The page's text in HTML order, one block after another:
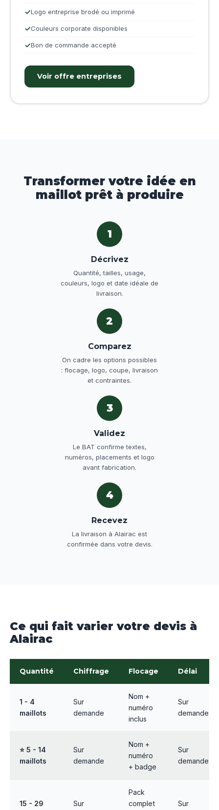
Logo entreprise brodé ou imprimé
Couleurs corporate disponibles
Bon de commande accepté
Voir offre entreprises
Transformer votre idée en
maillot prêt à produire
1
Décrivez
Quantité, tailles, usage,
couleurs, logo et date idéale de
livraison.
2
Comparez
On cadre les options possibles
: flocage, logo, coupe, livraison
et contraintes.
3
Validez
Le BAT confirme textes,
numéros, placements et logo
avant fabrication.
4
Recevez
La livraison à Alairac est
confirmée dans votre devis.
Ce qui fait varier votre devis à
Alairac
Quantité Chiffrage Flocage Délai
1 - 4
maillots
Sur
demande
Nom +
numéro
inclus
Sur
demande
⭐ 5 - 14
maillots
Sur
demande
Nom +
numéro
+ badge
Sur
demande
15 - 29
Sur
Pack
complet
Sur